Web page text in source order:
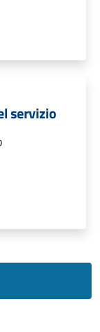
servizio